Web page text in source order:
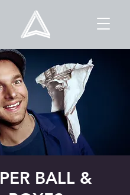
BALL &